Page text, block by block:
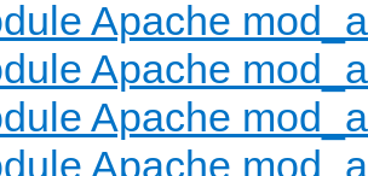
Apache
Apache
Apache
Apache